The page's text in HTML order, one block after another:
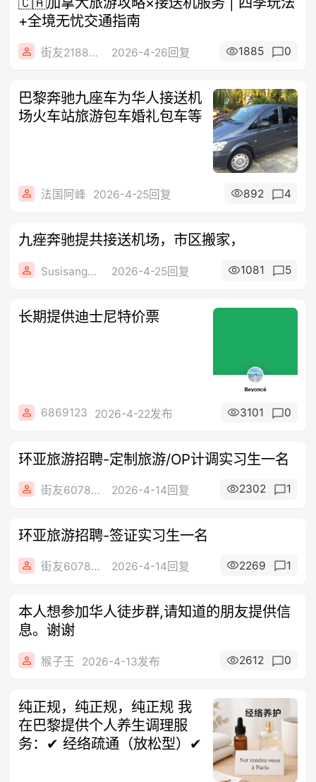
+全境无忧交通指南
街友21883132 2026-4-26回复 1885 0
巴黎奔驰九座车为华人接送机
场火车站旅游包车婚礼包车等
法国阿峰 2026-4-25回复 892 4
九痤奔驰提共接送机场，市区搬家，
Susisang苏尚儿 2026-4-25回复 1081 5
长期提供迪士尼特价票
6869123 2026-4-22发布 3101 0
环亚旅游招聘-定制旅游/OP计调实习生一名
街友60784687 2026-4-14回复 2302 1
环亚旅游招聘-签证实习生一名
街友60784687 2026-4-14回复 2269 1
本人想参加华人徒步群,请知道的朋友提供信
息。谢谢
猴子王 2026-4-13发布 2612 0
纯正规，纯正规，纯正规 我
在巴黎提供个人养生调理服
务：✔ 经络疏通（放松型）✔